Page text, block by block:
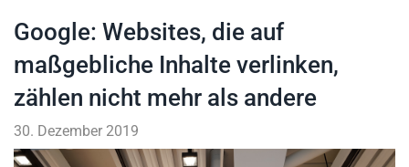
Google: Websites, die auf
maßgebliche Inhalte verlinken,
zählen nicht mehr als andere
30. Dezember 2019